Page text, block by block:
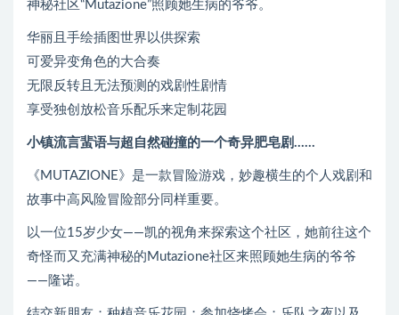
神秘社区“Mutazione”照顾她生病的爷爷。
华丽且手绘插图世界以供探索
可爱异变角色的大合奏
无限反转且无法预测的戏剧性剧情
享受独创放松音乐配乐来定制花园
小镇流言蜚语与超自然碰撞的一个奇异肥皂剧……
《MUTAZIONE》是一款冒险游戏，妙趣横生的个人戏剧和
故事中高风险冒险部分同样重要。
以一位15岁少女——凯的视角来探索这个社区，她前往这个
奇怪而又充满神秘的Mutazione社区来照顾她生病的爷爷
——隆诺。